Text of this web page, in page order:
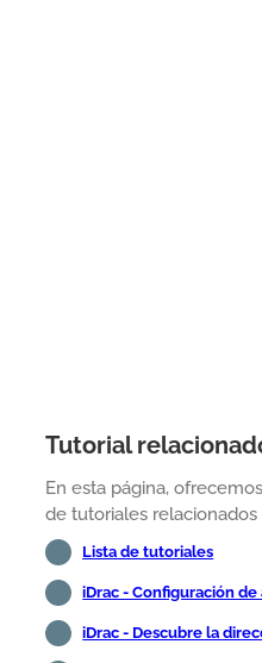
Tutorial
En esta página,
de tutoriales relacionados
Lista de tutoriales
iDrac - Configuración de
iDrac - Descubre la